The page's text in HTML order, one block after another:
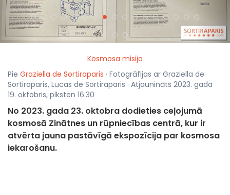
Kosmosa misija
Pie Graziella de Sortiraparis · Fotogrāfijas ar Graziella de
Sortiraparis, Lucas de Sortiraparis · Atjaunināts 2023. gada
19. oktobris, plksten 16:30
No 2023. gada 23. oktobra dodieties ceļojumā
kosmosā Zinātnes un rūpniecības centrā, kur ir
atvērta jauna pastāvīgā ekspozīcija par kosmosa
iekarošanu.